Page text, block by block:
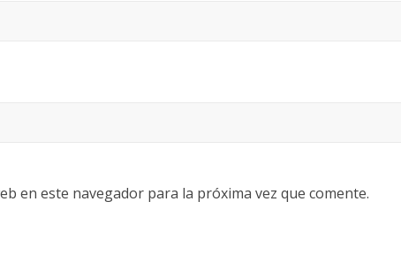
en este navegador para la próxima vez que comente.